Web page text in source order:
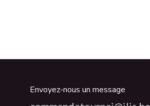
Envoyez-nous un message